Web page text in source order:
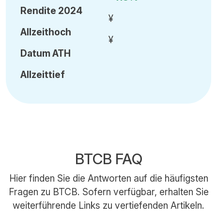
Rendite 2024
Allzeithoch
DatumATH
Allzeittief
¥
¥
BTCB FAQ
Hier finden Sie die Antworten auf die häufigsten
Fragen zu BTCB. Sofern verfügbar, erhalten Sie
weiterführende Links zu vertiefenden Artikeln.